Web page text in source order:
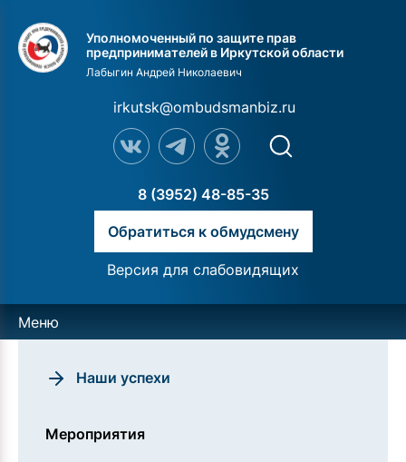
Уполномоченный по защите прав
предпринимателей в Иркутской области
Лабыгин Андрей Николаевич
irkutsk@ombudsmanbiz.ru
8 (3952) 48-85-35
Обратиться к обмудсмену
Версия для слабовидящих
Меню
Наши успехи
Мероприятия